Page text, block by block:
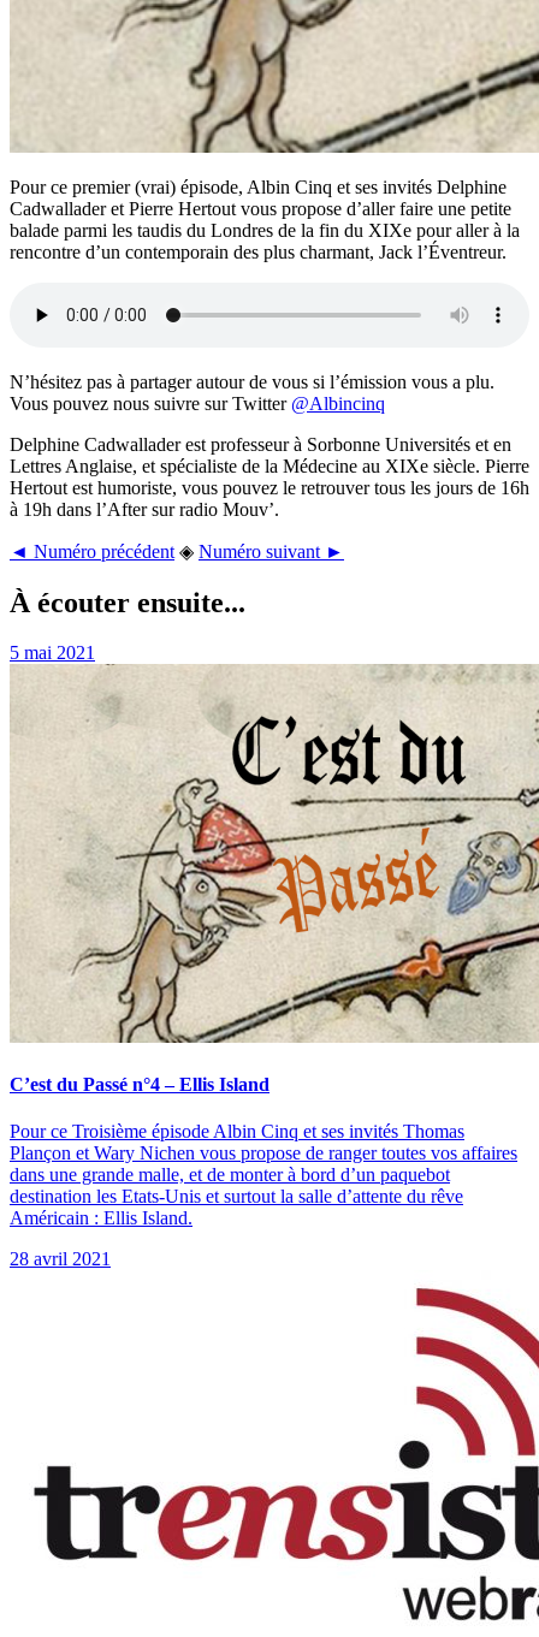
Pour ce premier (vrai) épisode, Albin Cinq et ses invités Delphine
Cadwallader et Pierre Hertout vous propose d’aller faire une petite
balade parmi les taudis du Londres de la fin du XIXe pour aller à la
rencontre d’un contemporain des plus charmant, Jack l’Éventreur.
N’hésitez pas à partager autour de vous si l’émission vous a plu.
Vous pouvez nous suivre sur Twitter @Albincinq
Delphine Cadwallader est professeur à Sorbonne Universités et en
Lettres Anglaise, et spécialiste de la Médecine au XIXe siècle. Pierre
Hertout est humoriste, vous pouvez le retrouver tous les jours de 16h
à 19h dans l’After sur radio Mouv’.
◄ Numéro précédent ◈ Numéro suivant ►
À écouter ensuite...
5 mai 2021
C’est du Passé n°4 – Ellis Island
Pour ce Troisième épisode Albin Cinq et ses invités Thomas
Plançon et Wary Nichen vous propose de ranger toutes vos affaires
dans une grande malle, et de monter à bord d’un paquebot
destination les Etats-Unis et surtout la salle d’attente du rêve
Américain : Ellis Island.
28 avril 2021